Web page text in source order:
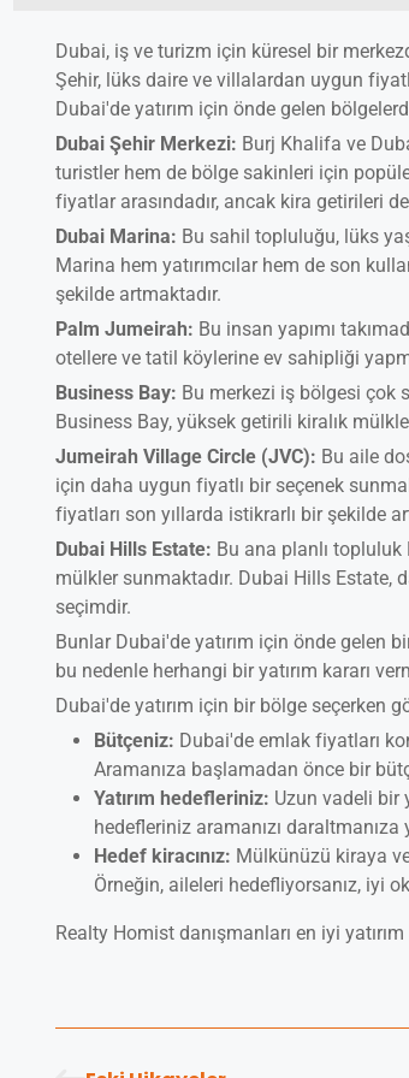
Dubai, iş ve turizm için küresel bir
Şehir, lüks daire ve villalardan uygun
Dubai'de yatırım için önde gelen
Dubai Şehir Merkezi: Burj Khalifa ve
turistler hem de bölge sakinleri için
fiyatlar arasındadır, ancak kira getirileri
Dubai Marina: Bu sahil topluluğu, lüks
Marina hem yatırımcılar hem de son
şekilde artmaktadır.
Palm Jumeirah: Bu insan yapımı
otellere ve tatil köylerine ev sahipliği
Business Bay: Bu merkezi iş bölgesi çok
Business Bay, yüksek getirili kiralık
Jumeirah Village Circle (JVC): Bu aile
için daha uygun fiyatlı bir seçenek
fiyatları son yıllarda istikrarlı bir şekilde
Dubai Hills Estate: Bu ana planlı
mülkler sunmaktadır. Dubai Hills Estate,
seçimdir.
Bunlar Dubai'de yatırım için önde gelen
bu nedenle herhangi bir yatırım kararı
Dubai'de yatırım için bir bölge seçerken
Bütçeniz: Dubai'de emlak fiyatları
Aramanıza başlamadan önce bir
Yatırım hedefleriniz: Uzun vadeli bir
hedefleriniz aramanızı daraltmanıza
Hedef kiracınız: Mülkünüzü kiraya
Örneğin, aileleri hedefliyorsanız, iyi
Realty Homist danışmanları en iyi